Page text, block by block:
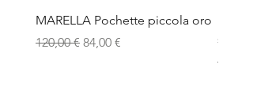
MARELLA Pochette piccola oro
Prezzo regolare
120,00 € Prezzo scontato
84,00 €
115,00